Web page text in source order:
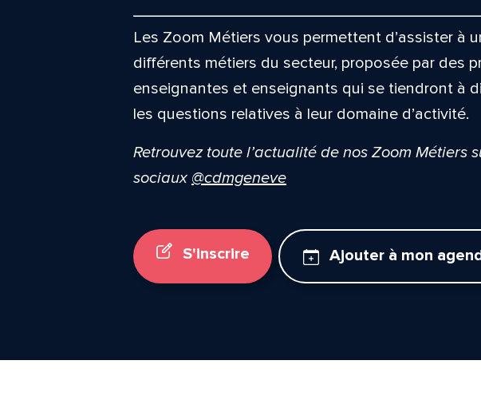
Les Zoom Métiers vous permettent d’assister à
différents métiers du secteur, proposée par des
enseignantes et enseignants qui se tiendront à
les questions relatives à leur domaine d’activité.
Retrouvez toute l’actualité de nos Zoom Métiers
sociaux @cdmgeneve
S'inscrire Ajouter à mon